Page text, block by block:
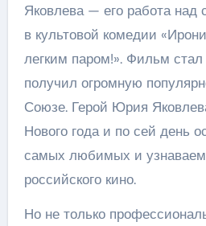
Яковлева — его работа
в культовой комедии
легким паром!». Фильм
получил огромную
Союзе. Герой Юрия
Нового года и по сей день
самых любимых и
российского кино.
Но не только